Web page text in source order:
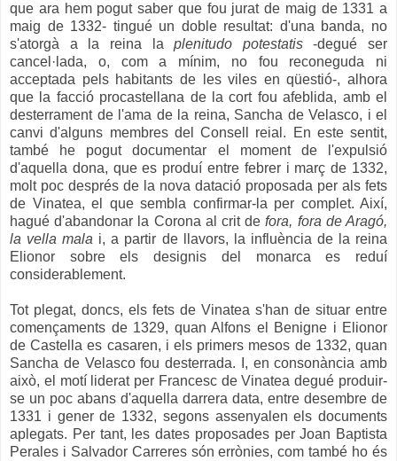
que ara hem pogut saber que fou jurat de maig de 1331 a
maig de 1332- tingué un doble resultat: d'una banda, no
s'atorgà a la reina laplenitudo potestatis-degué ser
cancel·lada, o, com a mínim, no fou reconeguda ni
acceptada pels habitants de les viles en qüestió-, alhora
que la facció procastellana de la cort fou afeblida, amb el
desterrament de l'ama de la reina, Sancha de Velasco, i el
canvi d'alguns membres del Consell reial. En este sentit,
també he pogut documentar el moment de l'expulsió
d'aquella dona, que es produí entre febrer i març de 1332,
molt poc després de la nova datació proposada per als fets
de Vinatea, el que sembla confirmar-la per complet. Així,
hagué d'abandonar la Corona al crit defora, fora de Aragó,
la vella mala i, a partir de llavors, la influència de la reina
Elionor sobre els designis del monarca es reduí
considerablement.
Tot plegat, doncs, els fets de Vinatea s'han de situar entre
començaments de 1329, quan Alfons el Benigne i Elionor
de Castella es casaren, i els primers mesos de 1332, quan
Sancha de Velasco fou desterrada. I, en consonància amb
això, el motí liderat per Francesc de Vinatea degué produir-
se un poc abans d'aquella darrera data, entre desembre de
1331 i gener de 1332, segons assenyalen els documents
aplegats. Per tant, les dates proposades per Joan Baptista
Perales i Salvador Carreres són errònies, com també ho és